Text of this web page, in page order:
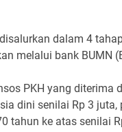
dalam 4
melalui bank BUMN
PKH yang
dini senilai Rp 3
tahun ke atas senilai